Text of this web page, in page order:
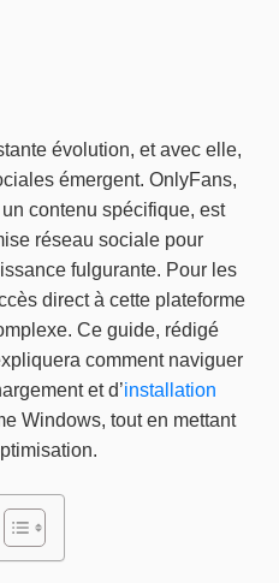
évolution, et avec elle,
émergent. OnlyFans,
contenu spécifique, est
réseau sociale pour
fulgurante. Pour les
direct à cette plateforme
Ce guide, rédigé
comment naviguer
et d’installation
Windows, tout en mettant